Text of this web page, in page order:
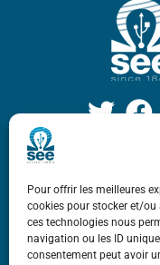
Pour offrir les meilleures
cookies pour stocker et/
ces technologies nous
navigation ou les ID
consentement peut avoir